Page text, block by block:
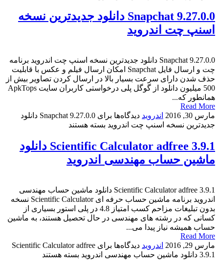
Snapchat 9.27.0.0 دانلود جدیدترین نسخه
اسنپ چت اندروید
Snapchat 9.27.0.0 دانلود جدیدترین نسخه اسنپ چت اندروید برنامه
چت و ارسال فایل Snapchat امکان ارسال فیلم و عکس با قابلیت
حذف شدن دارای سرعت بسیار بالا در ارسال کردن تصاویر بیش از
500 میلیون دانلود از گوگل پلی درخواستی کاربران سایت ApkTops
همانطور که...
Read More
مارس 30, 2016
اندروید دیدگاه‌ها
برای Snapchat 9.27.0.0 دانلود
جدیدترین نسخه اسنپ چت اندروید بسته هستند
Scientific Calculator adfree 3.9.1 دانلود
ماشین حساب مهندسی اندروید
Scientific Calculator adfree 3.9.1 دانلود ماشین حساب مهندسی
اندروید برنامه ماشین حساب حرفه ای Scientific Calculator نسخه
بدون تبلیغات مزاحم کسب امتیاز 4.8 در پلی استور بسیاری از
کسانی که در رشته های مهندسی در حال تحصیل هستند، به ماشین
حساب همیشه نیاز پیدا می...
Read More
مارس 29, 2016
اندروید دیدگاه‌ها
برای Scientific Calculator adfree
3.9.1 دانلود ماشین حساب مهندسی اندروید
بسته هستند